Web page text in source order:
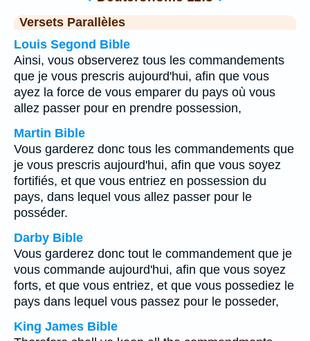
Versets Parallèles
Louis Segond Bible
Ainsi, vous observerez tous les commandements
que je vous prescris aujourd'hui, afin que vous
ayez la force de vous emparer du pays où vous
allez passer pour en prendre possession,
Martin Bible
Vous garderez donc tous les commandements que
je vous prescris aujourd'hui, afin que vous soyez
fortifiés, et que vous entriez en possession du
pays, dans lequel vous allez passer pour le
posséder.
Darby Bible
Vous garderez donc tout le commandement que je
vous commande aujourd'hui, afin que vous soyez
forts, et que vous entriez, et que vous possediez le
pays dans lequel vous passez pour le posseder,
King James Bible